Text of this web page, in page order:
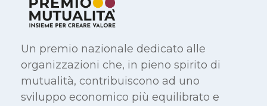
Un premio nazionale dedicato alle
organizzazioni che, in pieno spirito di
mutualità, contribuiscono ad uno
sviluppo economico più equilibrato e